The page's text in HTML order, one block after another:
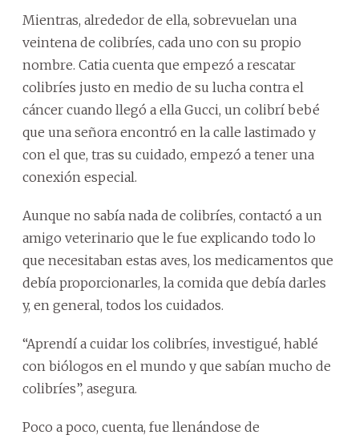
Mientras, alrededor de ella, sobrevuelan una
veintena de colibríes, cada uno con su propio
nombre. Catia cuenta que empezó a rescatar
colibríes justo en medio de su lucha contra el
cáncer cuando llegó a ella Gucci, un colibrí bebé
que una señora encontró en la calle lastimado y
con el que, tras su cuidado, empezó a tener una
conexión especial.
Aunque no sabía nada de colibríes, contactó a un
amigo veterinario que le fue explicando todo lo
que necesitaban estas aves, los medicamentos que
debía proporcionarles, la comida que debía darles
y, en general, todos los cuidados.
“Aprendí a cuidar los colibríes, investigué, hablé
con biólogos en el mundo y que sabían mucho de
colibríes”, asegura.
Poco a poco, cuenta, fue llenándose de